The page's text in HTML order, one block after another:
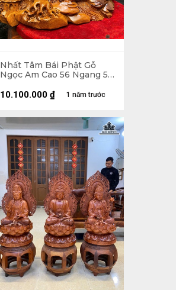
Nhất Tâm Bái Phật Gỗ
Ngọc Am Cao 56 Ngang 56
1 năm trước
10.100.000 ₫